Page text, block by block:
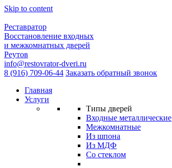
Skip to content
Реставратор
Восстановление входных
и межкомнатных дверей
Реутов
info@restovrator-dveri.ru
8 (916) 709-06-44 Заказать обратный звонок
Главная
Услуги
Типы дверей
Входные металлические
Межкомнатные
Из шпона
Из МДФ
Cо стеклом